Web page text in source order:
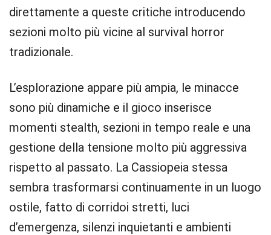
direttamente a queste critiche introducendo
sezioni molto più vicine al survival horror
tradizionale.
L’esplorazione appare più ampia, le minacce
sono più dinamiche e il gioco inserisce
momenti stealth, sezioni in tempo reale e una
gestione della tensione molto più aggressiva
rispetto al passato. La Cassiopeia stessa
sembra trasformarsi continuamente in un luogo
ostile, fatto di corridoi stretti, luci
d’emergenza, silenzi inquietanti e ambienti